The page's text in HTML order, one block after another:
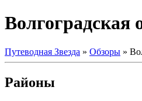
Волгоградская
Путеводная Звезда » Обзоры »
Районы